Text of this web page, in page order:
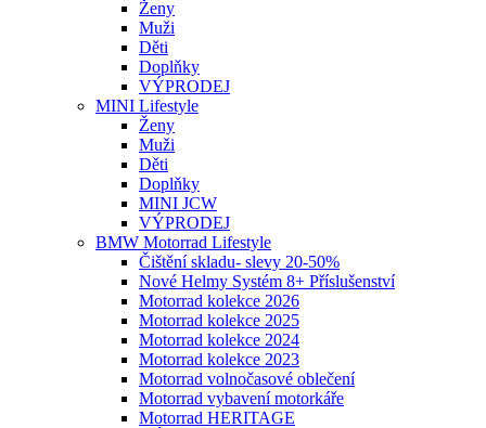
Ženy
Muži
Děti
Doplňky
VÝPRODEJ
MINI Lifestyle
Ženy
Muži
Děti
Doplňky
MINI JCW
VÝPRODEJ
BMW Motorrad Lifestyle
Čištění skladu- slevy 20-50%
Nové Helmy Systém 8+ Příslušenství
Motorrad kolekce 2026
Motorrad kolekce 2025
Motorrad kolekce 2024
Motorrad kolekce 2023
Motorrad volnočasové oblečení
Motorrad vybavení motorkáře
Motorrad HERITAGE